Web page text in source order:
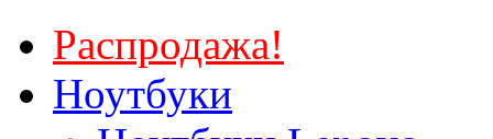
Распродажа!
Ноутбуки